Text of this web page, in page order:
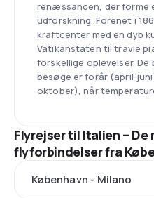
renæssancen, der forme
udforskning. Forenet i
kraftcenter med en dyb
Vatikanstaten til travle
forskellige oplevelser.
besøge er forår (april-
oktober), når
Flyrejser til Italien –
flyforbindelser fra
København - Milano